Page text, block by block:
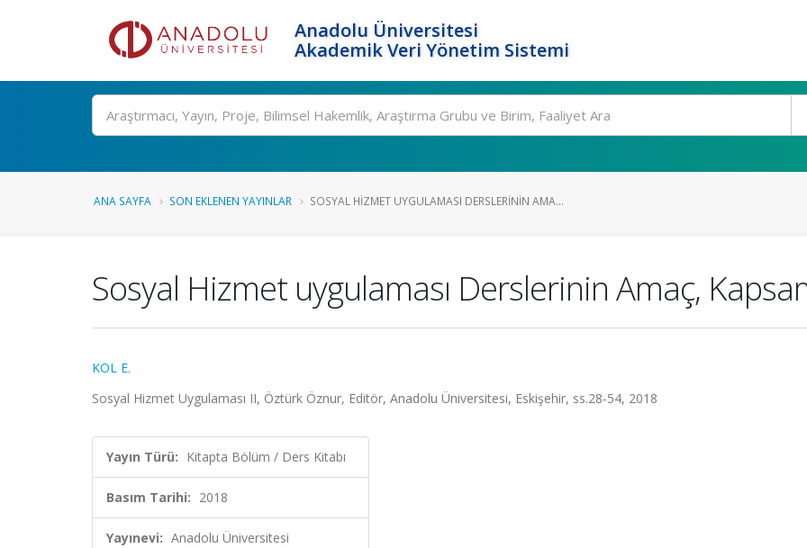
Anadolu Üniversitesi
Akademik Veri Yönetim Sistemi
Ara
ANA SAYFA SON EKLENEN YAYINLAR SOSYAL HIZMET UYGULAMASI DERSLERININ AMA...
Sosyal Hizmet uygulaması Derslerinin Amaç,
KOL E.
Sosyal Hizmet Uygulaması II, Öztürk Öznur, Editör, Anadolu Üniversitesi, Eskişehir, ss.28-54, 2018
Yayın Türü: Kitapta Bölüm / Ders Kitabı
Basım Tarihi: 2018
Yayınevi: Anadolu Üniversitesi